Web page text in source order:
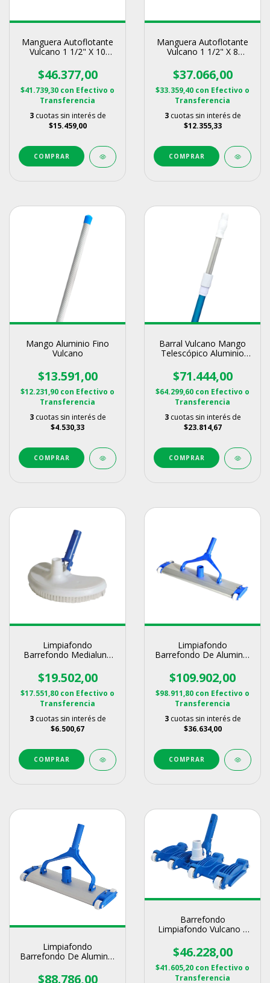
Manguera Autoflotante
Vulcano 1 1/2" X 10
$46.377,00
$41.739,30 con Efectivo o
Transferencia
3 cuotas sin interés de
$15.459,00
Manguera Autoflotante
Vulcano 1 1/2" X 8
$37.066,00
$33.359,40 con Efectivo o
Transferencia
3 cuotas sin interés de
$12.355,33
Mango Aluminio Fino
Vulcano
$13.591,00
$12.231,90 con Efectivo o
Transferencia
3 cuotas sin interés de
$4.530,33
Barral Vulcano Mango
Telescópico Aluminio
$71.444,00
$64.299,60 con Efectivo o
Transferencia
3 cuotas sin interés de
$23.814,67
Limpiafondo
Barrefondo Medialuna
$19.502,00
$17.551,80 con Efectivo o
Transferencia
3 cuotas sin interés de
$6.500,67
Limpiafondo
Barrefondo De Aluminio
$109.902,00
$98.911,80 con Efectivo o
Transferencia
3 cuotas sin interés de
$36.634,00
Limpiafondo
Barrefondo De Aluminio
$88.786,00
Barrefondo
Limpiafondo Vulcano 8
$46.228,00
$41.605,20 con Efectivo o
Transferencia